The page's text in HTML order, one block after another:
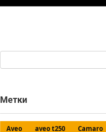
Метки
Aveo aveo t250
Camaro